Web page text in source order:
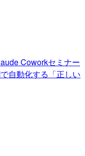
Coworkセミナー
自動化する「正しい